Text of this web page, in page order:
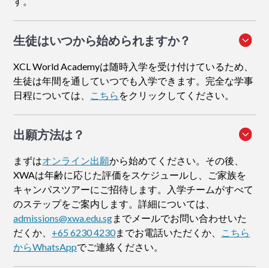
生徒はいつから始められますか？
XCL World Academyは随時入学を受け付けているため、
生徒は年間を通していつでも入学できます。完全な学事
日程については、 こちら をクリックしてください。
出願方法は？
まずはオンライン出願から始めてください。その後、
XWAは年齢に応じた評価をスケジュールし、ご家族を
キャンパスツアーにご招待します。入学チームがすべて
のステップをご案内します。詳細については、
admissions@xwa.edu.sgまでメールでお問い合わせいた
だくか、 +65 6230 4230までお電話いただくか、 こちら
からWhatsAppでご連絡ください。